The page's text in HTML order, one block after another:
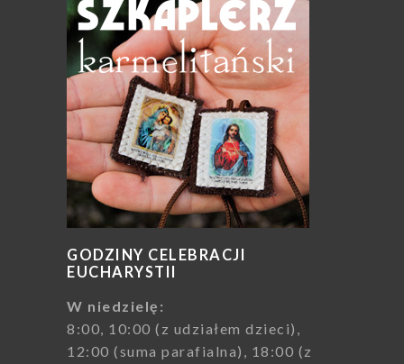
GODZINY CELEBRACJI
EUCHARYSTII
W niedzielę:
8:00, 10:00 (z udziałem dzieci),
12:00 (suma parafialna), 18:00 (z